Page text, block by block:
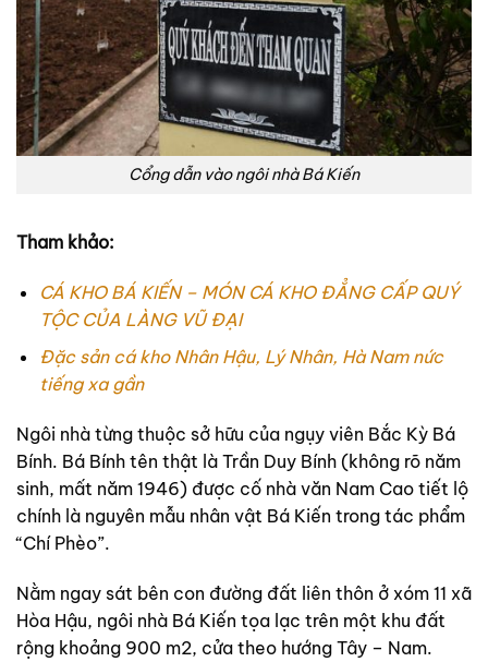
Cổng dẫn vào ngôi nhà Bá Kiến
Tham khảo:
CÁ KHO BÁ KIẾN – MÓN CÁ KHO ĐẲNG CẤP QUÝ
TỘC CỦA LÀNG VŨ ĐẠI
Đặc sản cá kho Nhân Hậu, Lý Nhân, Hà Nam nức
tiếng xa gần
Ngôi nhà từng thuộc sở hữu của ngụy viên Bắc Kỳ Bá
Bính. Bá Bính tên thật là Trần Duy Bính (không rõ năm
sinh, mất năm 1946) được cố nhà văn Nam Cao tiết lộ
chính là nguyên mẫu nhân vật Bá Kiến trong tác phẩm
“Chí Phèo”.
Nằm ngay sát bên con đường đất liên thôn ở xóm 11 xã
Hòa Hậu, ngôi nhà Bá Kiến tọa lạc trên một khu đất
rộng khoảng 900 m2, cửa theo hướng Tây – Nam.